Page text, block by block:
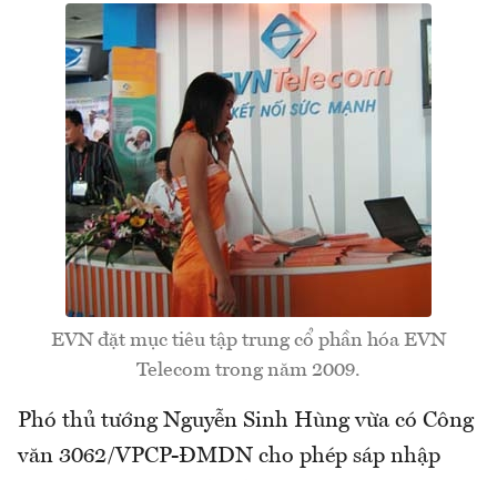
EVN đặt mục tiêu tập trung cổ phần hóa EVN
Telecom trong năm 2009.
Phó thủ tướng Nguyễn Sinh Hùng vừa có Công
văn 3062/VPCP-ĐMDN cho phép sáp nhập